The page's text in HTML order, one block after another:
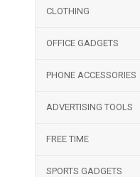
CLOTHING
OFFICE GADGETS
PHONE ACCESSORIES
ADVERTISING TOOLS
FREE TIME
SPORTS GADGETS